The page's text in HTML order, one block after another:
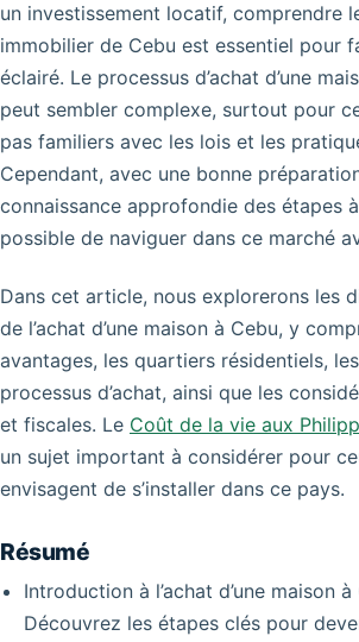
un investissement locatif, comprendre
immobilier de Cebu est essentiel pour
éclairé. Le processus d’achat d’une
peut sembler complexe, surtout pour
pas familiers avec les lois et les
Cependant, avec une bonne
connaissance approfondie des étapes
possible de naviguer dans ce marché
Dans cet article, nous explorerons les
de l’achat d’une maison à Cebu, y
avantages, les quartiers résidentiels,
processus d’achat, ainsi que les
et fiscales. Le Coût de la vie aux
un sujet important à considérer pour
envisagent de s’installer dans ce pays.
Résumé
Introduction à l’achat d’une maison à
Découvrez les étapes clés pour